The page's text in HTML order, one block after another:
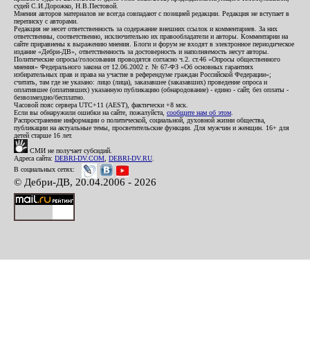
судей С.И.Дорожко, Н.В.Пестовой.
Мнения авторов материалов не всегда совпадают с позицией редакции. Редакция не вступает в
переписку с авторами.
Редакция не несет ответственность за содержание внешних ссылок и комментариев. За них
ответственны, соответственно, исключительно их правообладатели и авторы. Комментарии на
сайте приравнены к выражению мнения. Блоги и форум не входят в электронное периодическое
издание «Дебри-ДВ», ответственность за достоверность и наполняемость несут авторы.
Политические опросы/голосования проводятся согласно ч.2. ст.46 «Опросы общественного
мнения» Федерального закона от 12.06.2002 г. № 67-ФЗ «Об основных гарантиях
избирательных прав и права на участие в референдуме граждан Российской Федерации»;
считать, там где не указано: лицо (лица), заказавшее (заказавших) проведение опроса и
оплатившее (оплативших) указанную публикацию (обнародование) - едино - сайт, без оплаты -
безвозмездно/бесплатно.
Часовой пояс сервера UTC+11 (AEST), фактически +8 мск.
Если вы обнаружили ошибки на сайте, пожалуйста, сообщите нам об этом
Распространение информации о политической, социальной, духовной жизни общества,
публикации на актуальные темы, просветительские функции. Для мужчин и женщин. 16+ для
детей старше 16 лет.
СМИ не получает субсидий.
Адреса сайта: DEBRI-DV.COM DEBRI-DV.RU
В социальных сетях:
© Дебри-ДВ, 20.04.2006 - 2026